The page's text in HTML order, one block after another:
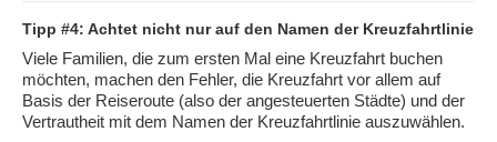
Tipp #4: Achtet nicht nur auf den Namen der Kreuzfahrtlinie
Viele Familien, die zum ersten Mal eine Kreuzfahrt buchen
möchten, machen den Fehler, die Kreuzfahrt vor allem auf
Basis der Reiseroute (also der angesteuerten Städte) und der
Vertrautheit mit dem Namen der Kreuzfahrtlinie auszuwählen.